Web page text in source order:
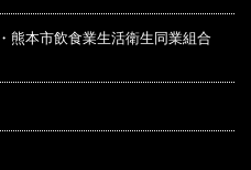
熊本市飲食業生活衛生同業組合